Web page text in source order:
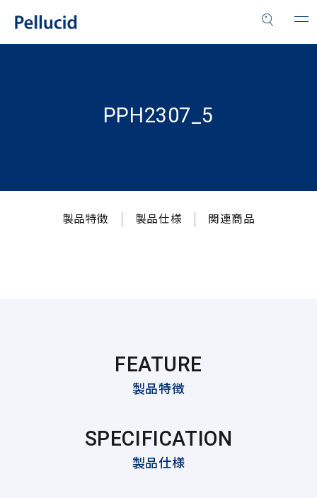
PPH2307_5
製品特徴 製品仕様 関連商品
FEATURE
製品特徴
SPECIFICATION
製品仕様